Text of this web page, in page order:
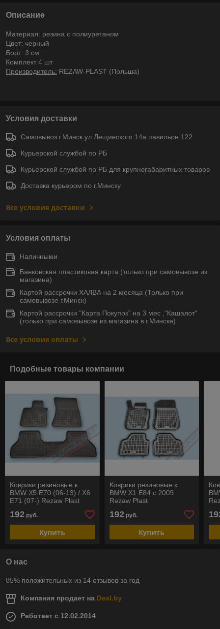
Описание
Материал: резина с полиуретаном
Цвет: черный
Борт: 3 см
Комплект 4 шт
Производитель: REZAW-PLAST (Польша)
Условия доставки
Самовывоз г.Минск ул.Лещинского 14а павильон 122
Курьерской службой по РБ
Курьерской службой по РБ для крупногабаритных товаров
Доставка курьером по г.Минску
Все условия доставки
Условия оплаты
Наличными
Банковская пластиковая карта (только при самовывозе из
магазина)
Картой рассрочки ХАЛВА на 2 месяца (Только при
самовывозе г.Минск)
Картой рассрочки "Карта Покупок" на 3 мес ,"Кашалот"
(только при самовывозе из магазина в г.Минске)
Все условия оплаты
Подобные товары компании
Коврики резиновые к
BMW X5 E70 (06-13) / X6
E71 (07-) Rezaw Plast
192 руб.
Купить
Коврики резиновые к
BMW X1 E84 c 2009
Rezaw Plast
192руб.
Купить
О нас
85% положительных из 14 отзывов за год
Компания продает на Deal.by
Работает с 12.02.2014